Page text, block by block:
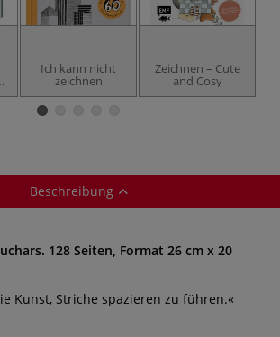
Ich kann nicht
zeichnen
Zeichnen – Cute
and Cosy
Beschreibung
128 Seiten, Format 26 cm x 20
Kunst, Striche spazieren zu führen.«